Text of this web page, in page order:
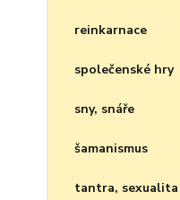
reinkarnace
společenské hry
sny, snáře
šamanismus
tantra, sexualita